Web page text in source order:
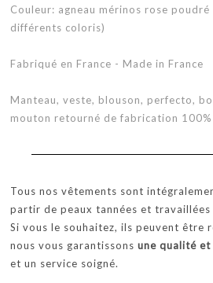
Couleur: agneau mérinos rose
différents coloris)
Fabriqué en France - Made in France
Manteau, veste, blouson, perfecto,
mouton retourné de fabrication
Tous nos vêtements sont
partir de peaux tannées et travaillées
Si vous le souhaitez, ils peuvent être
nous vous garantissons une qualité
et un service soigné.